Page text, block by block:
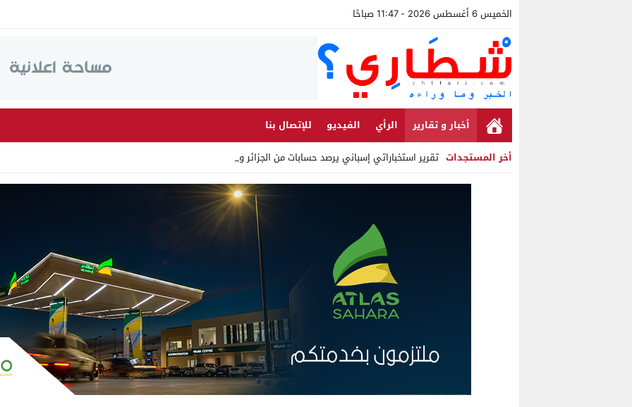
الخميس 6 أغسطس 2026 - 11:47 صباحًا
أخبار و تقارير الرأي الفيديو
للإتصال بنا
أخر المستجدات تقرير استخباراتي إسباني يرصد حسابات من الجزائر وأرقاما بـ _
Stop